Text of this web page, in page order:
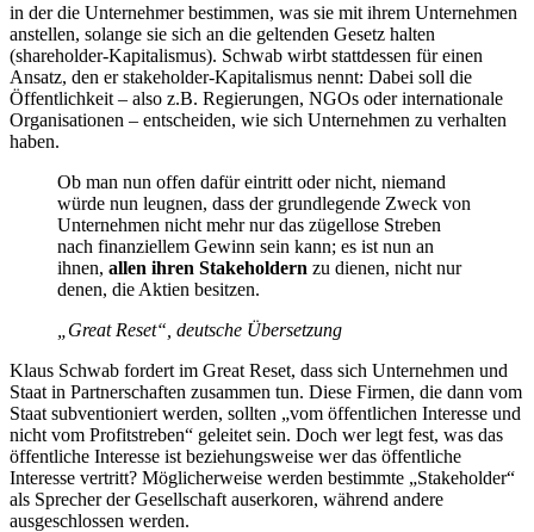
in der die Unternehmer bestimmen, was sie mit ihrem Unternehmen
anstellen, solange sie sich an die geltenden Gesetz halten
(shareholder-Kapitalismus). Schwab wirbt stattdessen für einen
Ansatz, den er stakeholder-Kapitalismus nennt: Dabei soll die
Öffentlichkeit – also z.B. Regierungen, NGOs oder internationale
Organisationen – entscheiden, wie sich Unternehmen zu verhalten
haben.
Ob man nun offen dafür eintritt oder nicht, niemand
würde nun leugnen, dass der grundlegende Zweck von
Unternehmen nicht mehr nur das zügellose Streben
nach finanziellem Gewinn sein kann; es ist nun an
ihnen, allen ihren Stakeholdern zu dienen, nicht nur
denen, die Aktien besitzen.
„Great Reset“, deutsche Übersetzung
Klaus Schwab fordert im Great Reset, dass sich Unternehmen und
Staat in Partnerschaften zusammen tun. Diese Firmen, die dann vom
Staat subventioniert werden, sollten „vom öffentlichen Interesse und
nicht vom Profitstreben“ geleitet sein. Doch wer legt fest, was das
öffentliche Interesse ist beziehungsweise wer das öffentliche
Interesse vertritt? Möglicherweise werden bestimmte „Stakeholder“
als Sprecher der Gesellschaft auserkoren, während andere
ausgeschlossen werden.